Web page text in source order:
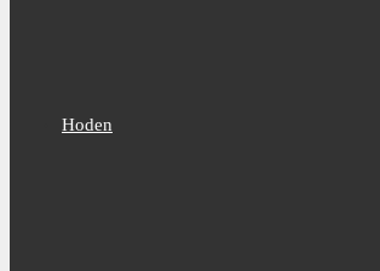
Hoden